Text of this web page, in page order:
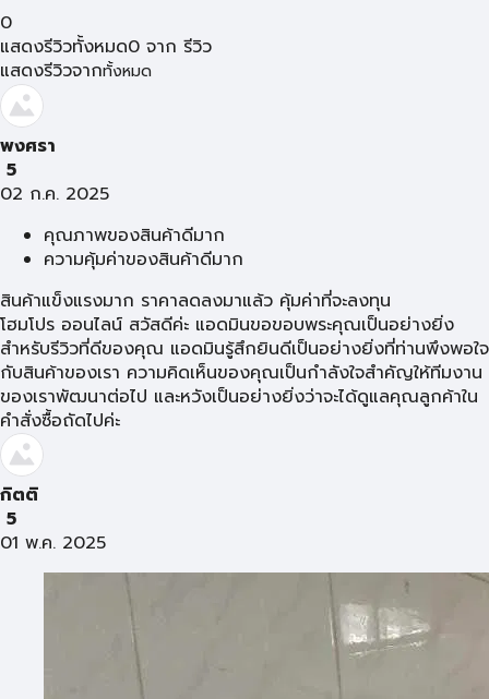
0
แสดงรีวิวทั้งหมด0 จาก รีวิว
แสดงรีวิวจากทั้งหมด
พงศรา
5
02 ก.ค. 2025
คุณภาพของสินค้าดีมาก
ความคุ้มค่าของสินค้าดีมาก
สินค้าแข็งแรงมาก ราคาลดลงมาแล้ว คุ้มค่าที่จะลงทุน
โฮมโปร ออนไลน์ สวัสดีค่ะ แอดมินขอขอบพระคุณเป็นอย่างยิ่ง
สำหรับรีวิวที่ดีของคุณ แอดมินรู้สึกยินดีเป็นอย่างยิ่งที่ท่านพึงพอใจ
กับสินค้าของเรา ความคิดเห็นของคุณเป็นกำลังใจสำคัญให้ทีมงาน
ของเราพัฒนาต่อไป และหวังเป็นอย่างยิ่งว่าจะได้ดูแลคุณลูกค้าใน
คำสั่งซื้อถัดไปค่ะ
กิตติ
5
01 พ.ค. 2025